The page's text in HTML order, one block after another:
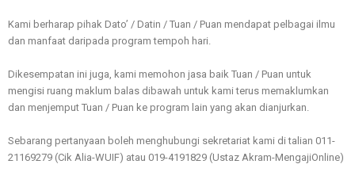
Kami berharap pihak Dato’ / Datin / Tuan / Puan mendapat pelbagai ilmu
dan manfaat daripada program tempoh hari.
Dikesempatan ini juga, kami memohon jasa baik Tuan / Puan untuk
mengisi ruang maklum balas dibawah untuk kami terus memaklumkan
dan menjemput Tuan / Puan ke program lain yang akan dianjurkan.
Sebarang pertanyaan boleh menghubungi sekretariat kami di talian 011-
21169279 (Cik Alia-WUIF) atau 019-4191829 (Ustaz Akram-MengajiOnline)